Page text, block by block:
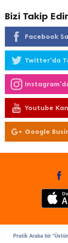
Bizi Takip
Facebook
Twitter'da
Youtube
Google
Pratik Araba bir